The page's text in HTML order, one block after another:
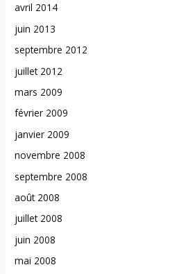
avril 2014
juin 2013
septembre 2012
juillet 2012
mars 2009
février 2009
janvier 2009
novembre 2008
septembre 2008
août 2008
juillet 2008
juin 2008
mai 2008